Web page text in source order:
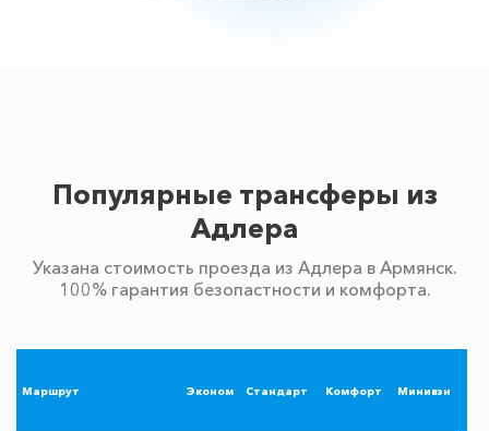
Популярные трансферы из
Адлера
Указана стоимость проезда из Адлера в Армянск.
100% гарантия безопастности и комфорта.
Маршрут Эконом Стандарт Комфорт Минивэн